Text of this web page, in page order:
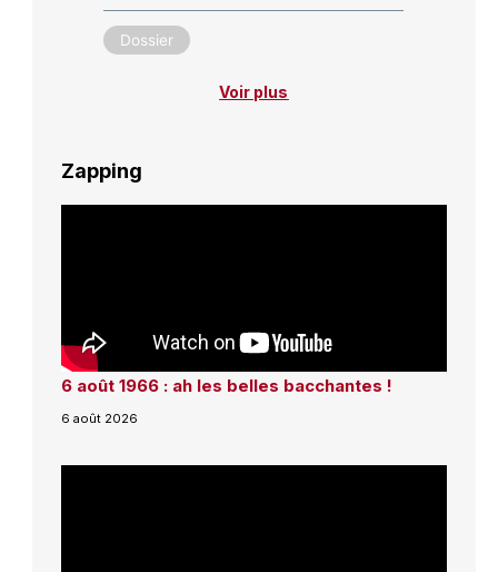
Dossier
Voir plus
Zapping
6 août 1966 : ah les belles bacchantes !
6 août 2026